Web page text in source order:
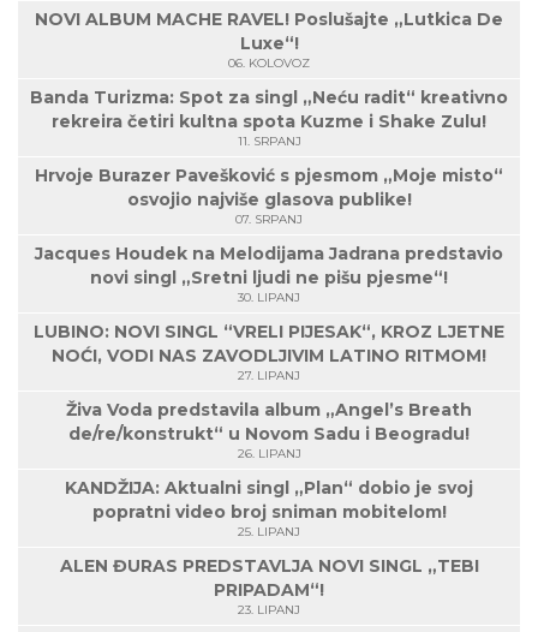
NOVI ALBUM MACHE RAVEL! Poslušajte „Lutkica De
Luxe“!
06. KOLOVOZ
Banda Turizma: Spot za singl „Neću radit“ kreativno
rekreira četiri kultna spota Kuzme i Shake Zulu!
11. SRPANJ
Hrvoje Burazer Pavešković s pjesmom „Moje misto“
osvojio najviše glasova publike!
07. SRPANJ
Jacques Houdek na Melodijama Jadrana predstavio
novi singl „Sretni ljudi ne pišu pjesme“!
30. LIPANJ
LUBINO: NOVI SINGL “VRELI PIJESAK“, KROZ LJETNE
NOĆI, VODI NAS ZAVODLJIVIM LATINO RITMOM!
27. LIPANJ
Živa Voda predstavila album „Angel’s Breath
de/re/konstrukt“ u Novom Sadu i Beogradu!
26. LIPANJ
KANDŽIJA: Aktualni singl „Plan“ dobio je svoj
popratni video broj sniman mobitelom!
25. LIPANJ
ALEN ĐURAS PREDSTAVLJA NOVI SINGL „TEBI
PRIPADAM“!
23. LIPANJ